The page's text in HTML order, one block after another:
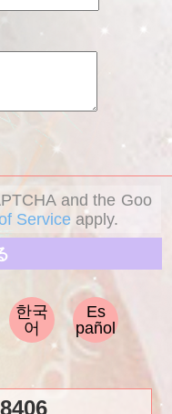
and the Goo
Service apply.
한국
어
Es
pañol